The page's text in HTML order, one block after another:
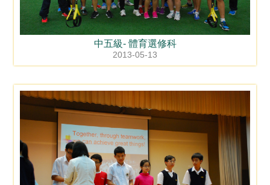
中五級- 體育選修科
2013-05-13